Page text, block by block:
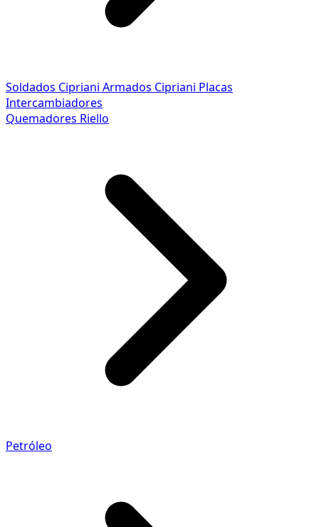
Soldados Cipriani Armados Cipriani Placas
Intercambiadores
Quemadores Riello
Petróleo